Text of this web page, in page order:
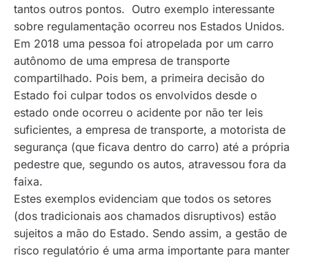
tantos outros pontos. Outro exemplo interessante
sobre regulamentação ocorreu nos Estados Unidos.
Em 2018 uma pessoa foi atropelada por um carro
autônomo de uma empresa de transporte
compartilhado. Pois bem, a primeira decisão do
Estado foi culpar todos os envolvidos desde o
estado onde ocorreu o acidente por não ter leis
suficientes, a empresa de transporte, a motorista de
segurança (que ficava dentro do carro) até a própria
pedestre que, segundo os autos, atravessou fora da
faixa.
Estes exemplos evidenciam que todos os setores
(dos tradicionais aos chamados disruptivos) estão
sujeitos a mão do Estado. Sendo assim, a gestão de
risco regulatório é uma arma importante para manter